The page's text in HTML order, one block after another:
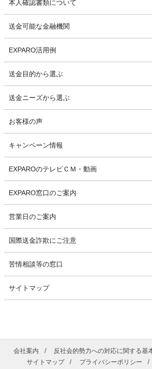
本人確認書類について
送金可能な金融機関
EXPARO活用例
送金目的から選ぶ
送金ニーズから選ぶ
お客様の声
キャンペーン情報
EXPAROのテレビＣＭ・動画
EXPARO窓口のご案内
営業日のご案内
国際送金詐欺にご注意
苦情相談等の窓口
サイトマップ
会社案内 反社会的勢力への対応に関する基
サイトマップ
プライバシーポリシー